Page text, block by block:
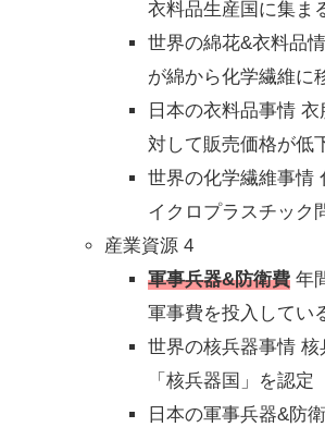
衣料品生産国に集ま
世界の綿花&衣料品
が綿から化学繊維に
日本の衣料品事情
対して販売価格が低
世界の化学繊維事情
イクロプラスチック
産業資源 4
軍事兵器&防衛費 年
軍事費を投入してい
世界の核兵器事情
「核兵器国」を認定
日本の軍事兵器&防